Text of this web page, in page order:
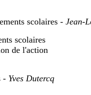
scolaires - Jean-
scolaires
de l'action
- Yves Dutercq